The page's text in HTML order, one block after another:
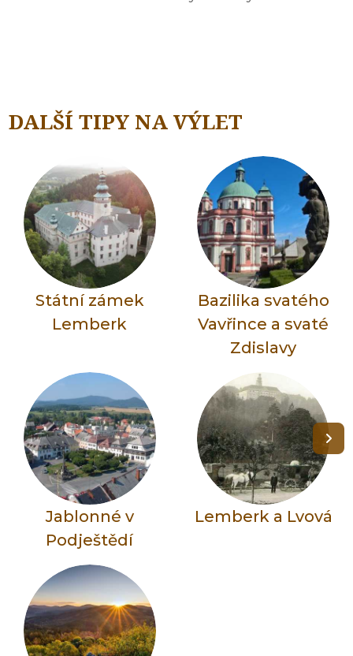
DALŠÍ TIPY NA VÝLET
Státní zámek
Lemberk
Bazilika svatého
Vavřince a svaté
Zdislavy
Jablonné v
Podještědí
Lemberk a Lvová